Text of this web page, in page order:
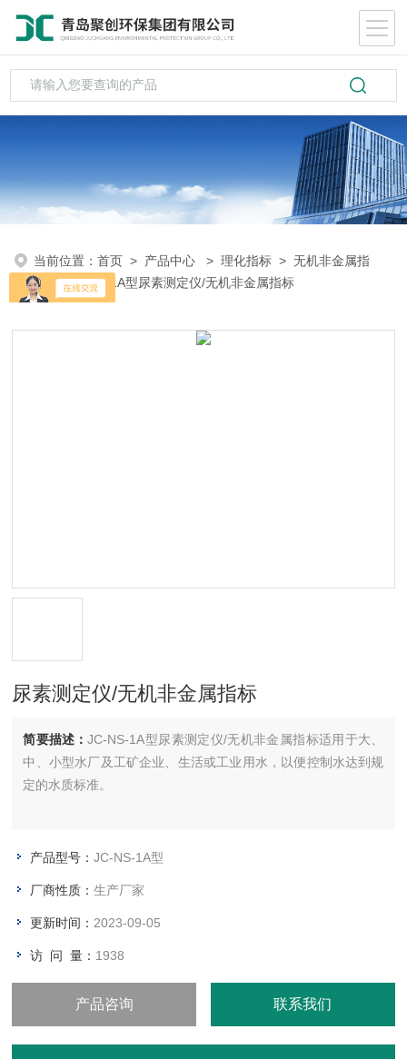
当前位置：首页 > 产品中心 >理化指标 >无机非金属指
标
> JC-NS-1A型尿素测定仪/无机非金属指标
尿素测定仪/无机非金属指标
简要描述：JC-NS-1A型尿素测定仪/无机非金属指标适用于大、
中、小型水厂及工矿企业、生活或工业用水，以便控制水达到规
定的水质标准。
产品型号：JC-NS-1A型
厂商性质：生产厂家
更新时间： 2023-09-05
访 问 量： 1938
产品咨询 联系我们